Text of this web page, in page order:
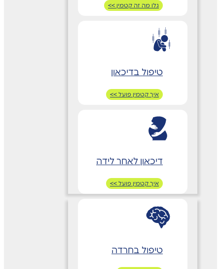
גלו מה זה קטמין >>
טיפול בדיכאון
איך קטמין פועל >>
דיכאון לאחר לידה
איך קטמין פועל >>
טיפול בחרדה